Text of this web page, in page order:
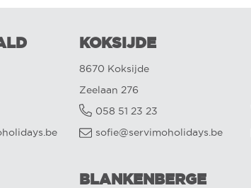
KOKSIJDE
8670 Koksijde
Zeelaan 276
058 51 23 23
sofie@servimoholidays.be
BLANKENBERGE